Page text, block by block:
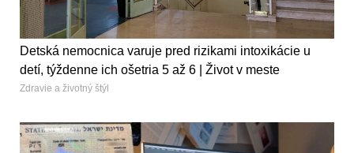
Detská nemocnica varuje pred rizikami intoxikácie u
detí, týždenne ich ošetria 5 až 6 | Život v meste
Zdravie a životný štýl